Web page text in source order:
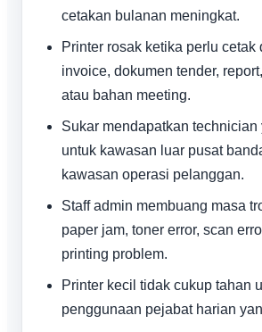
cetakan bulanan meningkat.
Printer rosak ketika perlu cetak
invoice, dokumen tender,
atau bahan meeting.
Sukar mendapatkan technician
untuk kawasan luar pusat
kawasan operasi pelanggan.
Staff admin membuang masa
paper jam, toner error, scan
printing problem.
Printer kecil tidak cukup tahan
penggunaan pejabat harian